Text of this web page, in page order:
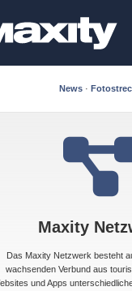
News ·
Maxity
Das Maxity Netzwerk besteht
wachsenden Verbund aus
und Apps